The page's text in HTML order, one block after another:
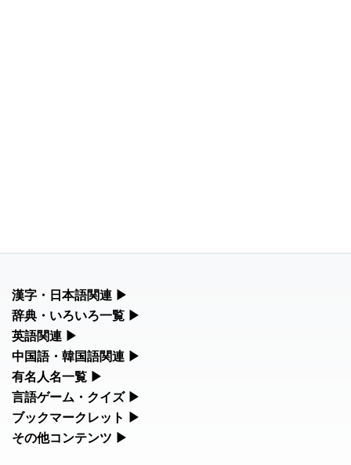
漢字・日本語関連 ▶
漢字の読み方検索、手書き入力、書き順練習など、日本語学習に
人名漢字辞典 - 読み方検索
漢字の書き方・書き順 書き取り練習帳
辞典・いろいろ一覧 ▶
部首・画数別の漢字一覧、熟語辞典、地名・駅名検索など、各種
リファレンスツールです。
英語関連 ▶
カタカナ語・略語の意味検索、発音記号、リスニング練習など英
カタカナ語の意味・発音・類語辞典
中国語・韓国語関連 ▶
中国語のピンイン変換、韓国語の手書き入力など、アジア言語学
手書き中国語入力 変換ツール
有名人名一覧 ▶
海外セレブやスポーツ選手の名前の読み方・発音を確認できま
海外有名人の苗字・名前一覧と発音 🔊
言語ゲーム・クイズ ▶
四字熟語パズルや漢字クイズなど、楽しみながら学べるゲームで
ブックマークレット ▶
ブラウザに登録して、どのサイトからでも漢字や英語を検索でき
その他コンテンツ ▶